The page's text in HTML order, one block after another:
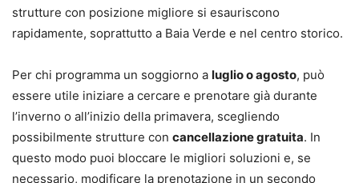
strutture con posizione migliore si esauriscono
rapidamente, soprattutto a Baia Verde e nel centro storico.
Per chi programma un soggiorno a luglio o agosto, può
essere utile iniziare a cercare e prenotare già durante
l’inverno o all’inizio della primavera, scegliendo
possibilmente strutture con cancellazione gratuita. In
questo modo puoi bloccare le migliori soluzioni e, se
necessario, modificare la prenotazione in un secondo